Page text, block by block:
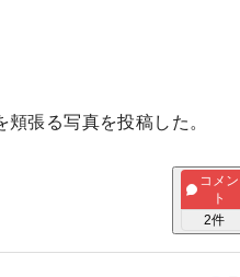
張る写真を投稿した。
コメン
ト
2件